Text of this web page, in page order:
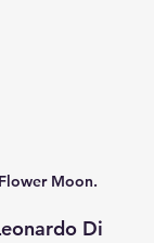
Moon.
Di